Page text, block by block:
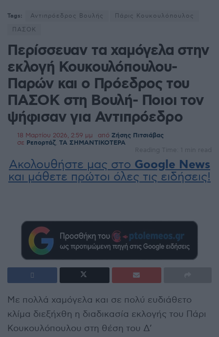
Tags: Αντιπρόεδρος Βουλής
Πάρις Κουκουλόπουλος
ΠΑΣΟΚ
Περίσσευαν τα χαμόγελα στην
εκλογή Κουκουλόπουλου-
Παρών και ο Πρόεδρος του
ΠΑΣΟΚ στη Βουλή- Ποιοι τον
ψήφισαν για Αντιπρόεδρο
18 Μαρτίου 2026, 2:59 μμ από Ζήσης Πιτσιάβας
σε Ρεπορτάζ ΤΑ ΣΗΜΑΝΤΙΚΟΤΕΡΑ
Reading Time: 1 min read
Ακολουθήστε μας στο Google News
και μάθετε πρώτοι όλες τις ειδήσεις!
Με πολλά χαμόγελα και σε πολύ ευδιάθετο
κλίμα διεξήχθη η διαδικασία εκλογής του Πάρι
Κουκουλόπουλου στη θέση του Δ’